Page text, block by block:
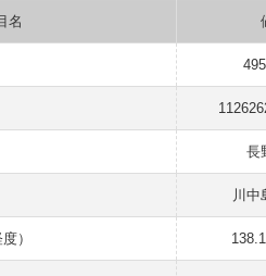
名
長
川中
）